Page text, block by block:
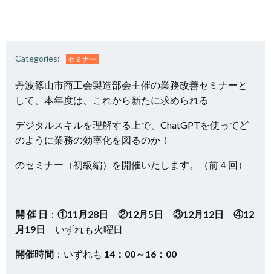
Categories: セミナー
丹波篠山市商工会製造部会主催の業務改善セミナーと
して、本年度は、これから新たに求められる
デジタルスキルを理解する上で、ChatGPTを使ってど
のように業務の効率化を図るのか！
のセミナー（初級編）を開催いたします。（前４回）
開 催 日 ： ①11月28日 ②12月5日 ③12月12日 ④12
月19日
いずれも火曜日
開催時間 ：いずれも 14：00～16：00